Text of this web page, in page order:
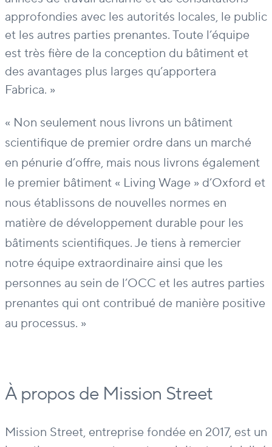
approfondies avec les autorités locales, le public
et les autres parties prenantes. Toute l’équipe
est très fière de la conception du bâtiment et
des avantages plus larges qu’apportera
Fabrica. »
« Non seulement nous livrons un bâtiment
scientifique de premier ordre dans un marché
en pénurie d’offre, mais nous livrons également
le premier bâtiment « Living Wage » d’Oxford et
nous établissons de nouvelles normes en
matière de développement durable pour les
bâtiments scientifiques. Je tiens à remercier
notre équipe extraordinaire ainsi que les
personnes au sein de l’OCC et les autres parties
prenantes qui ont contribué de manière positive
au processus. »
À propos de Mission Street
Mission Street, entreprise fondée en 2017, est un